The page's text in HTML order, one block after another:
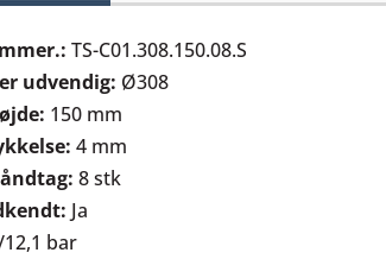
TS-C01.308.150.08.S
udvendig: Ø308
150 mm
4 mm
8 stk
Ja
bar